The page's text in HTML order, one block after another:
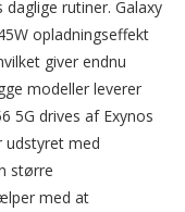
rutiner. Galaxy
opladningseffekt
giver endnu
modeller leverer
5G drives af Exynos
udstyret med
større
med at